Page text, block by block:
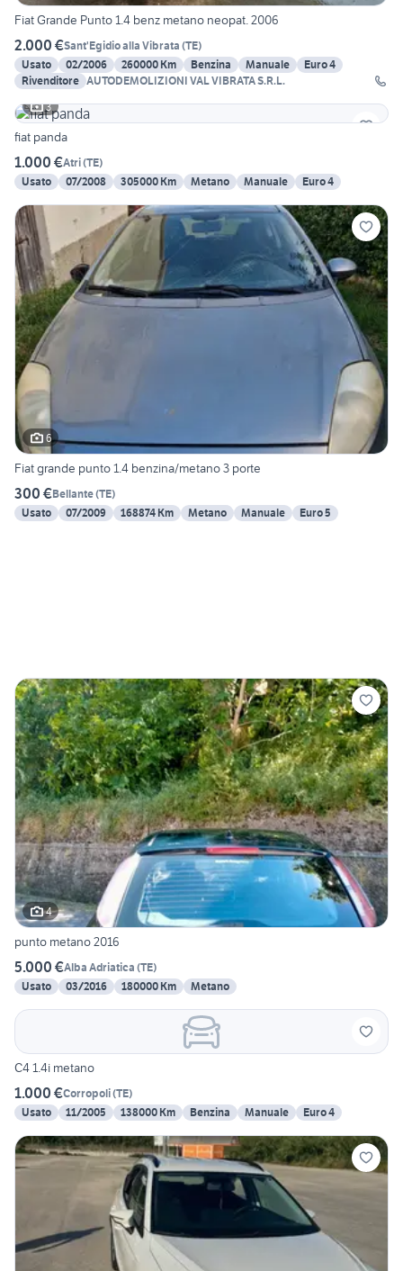
Fiat Grande Punto 1.4 benz metano neopat. 2006
2.000 €Sant'Egidio alla Vibrata (TE)
Usato
02/2006 260000 Km Benzina Manuale
Euro 4
Rivenditore AUTODEMOLIZIONI VAL VIBRATA S.R.L.
3
fiat panda
1.000 €Atri(TE)
Usato
07/2008 305000 Km Metano Manuale Euro 4
6
Fiat grande punto 1.4 benzina/metano 3 porte
300 €Bellante(TE)
Usato
07/2009 168874 Km Metano Manuale Euro 5
4
punto metano 2016
5.000 €Alba Adriatica (TE)
Usato
03/2016 180000 Km Metano
C4 1.4i metano
1.000 €Corropoli(TE)
Usato
11/2005 138000 Km Benzina Manuale Euro 4